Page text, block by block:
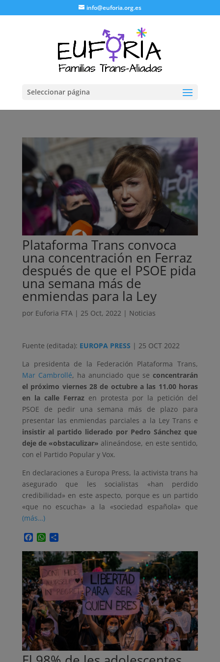
info@euforia.org.es
Seleccionar página
Plataforma Trans convoca
una concentración en Ferraz
después de que el PSOE pida
una semana más de
enmiendas para la Ley
por Euforia FTA| 25 Oct, 2022 | Noticias
Fuente (editada): EUROPA PRESS | 25 OCT 2022
La presidenta de la Federación Plataforma Trans,
Mar Cambrollé, ha anunciado que seconcentrarán
el próximo viernes 28 de octubre a las 11.00 horas
en la calle Ferrazen protesta por la petición del
PSOE de pedir una semana más de plazo para
presentar las enmiendas parciales a la Ley Trans e
insistir al partido liderado por Pedro Sánchez que
deje de «obstaculizar» alineándose, en este sentido,
con el Partido Popular y Vox.
En declaraciones a Europa Press, la activista trans ha
asegurado que les socialistas «han perdido
credibilidad» en este aspecto, porque es un partido
«que no escucha» a la «sociedad española» que
(más…)
Facebook
WhatsApp
Compartir